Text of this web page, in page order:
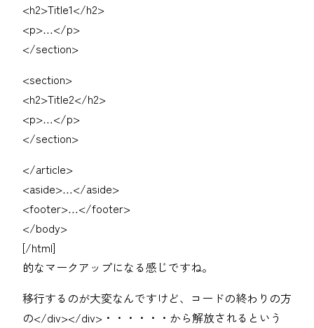
<h2>Title1</h2>
<p>…</p>
</section>
<section>
<h2>Title2</h2>
<p>…</p>
</section>
</article>
<aside>…</aside>
<footer>…</footer>
</body>
[/html]
的なマークアップになる感じですね。
移行するのが大変なんですけど、コードの終わりの方
の</div></div>・・・・・・から解放されるという